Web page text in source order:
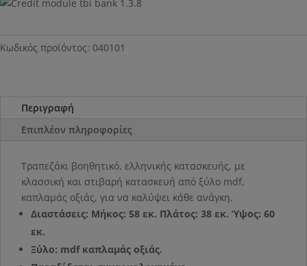
Κωδικός προϊόντος: 040101
Περιγραφή
Επιπλέον πληροφορίες
Τραπεζάκι βοηθητικό, ελληνικής κατασκευής, με
κλασσική και στιβαρή κατασκευή από ξύλο mdf,
καπλαμάς οξιάς, για να καλύψει κάθε ανάγκη.
Διαστάσεις: Μήκος: 58 εκ. Πλάτος: 38 εκ. Ύψος: 60
εκ.
Ξύλο: mdf καπλαμάς οξιάς.